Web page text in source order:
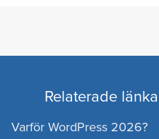
Relaterade
Varför WordPress 2026?